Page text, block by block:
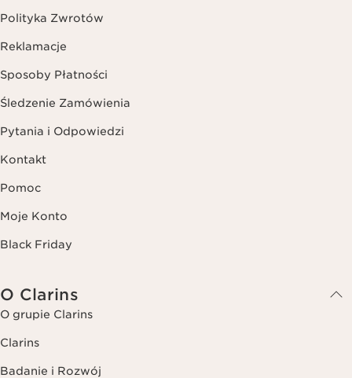
Polityka Zwrotów
Reklamacje
Sposoby Płatności
Śledzenie Zamówienia
Pytania i Odpowiedzi
Kontakt
Pomoc
Moje Konto
Black Friday
O Clarins
O grupie Clarins
Clarins
Badanie i Rozwój